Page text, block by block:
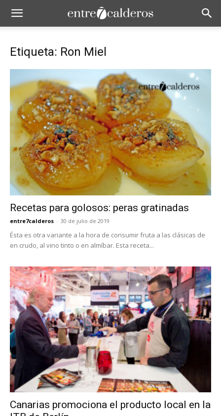
Etiqueta: Ron Miel
Recetas para golosos: peras gratinadas
entre7calderos - 30 de julio de 2019
Ésta es otra variante a la hora de consumir fruta a las clásicas de
en crudo, al vino tinto o en almíbar. Esta receta...
Canarias promociona el producto local en la